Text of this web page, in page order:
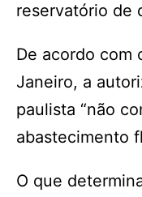
reservatório de
De acordo com
Janeiro, a
paulista “não
abastecimento
O que